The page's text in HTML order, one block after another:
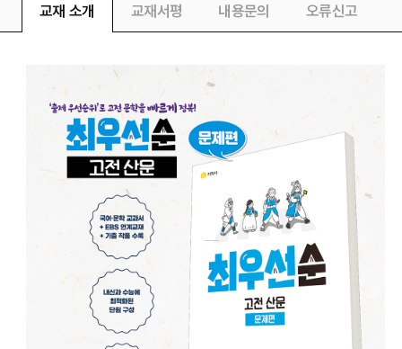
교재 소개 교재서평 내용문의 오류신고